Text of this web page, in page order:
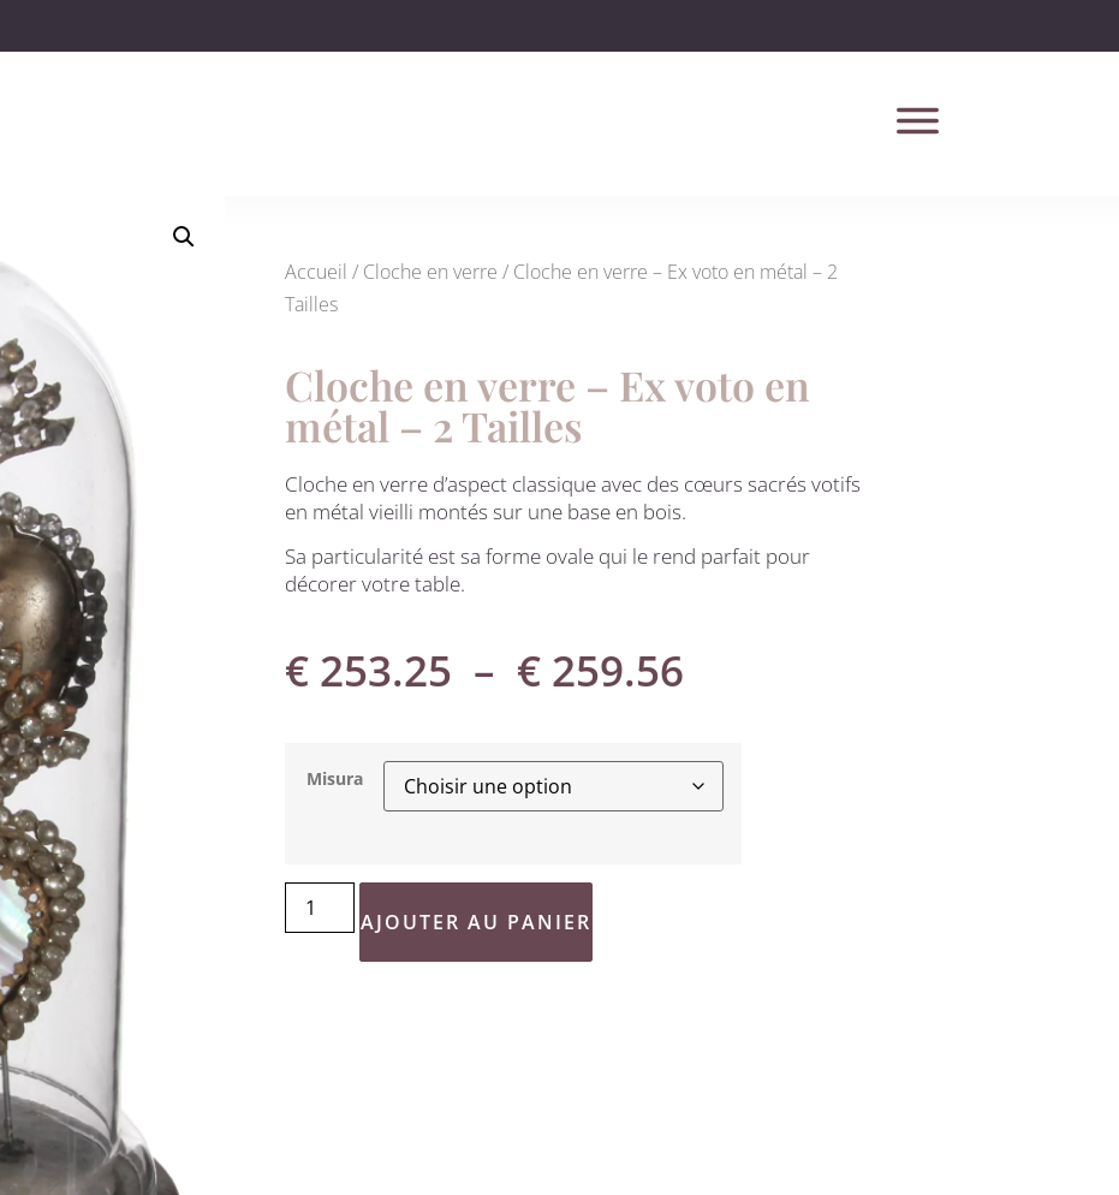
Accueil / Cloche en verre / Cloche en verre – Ex voto en métal – 2
Tailles
Cloche en verre – Ex voto en
métal – 2 Tailles
Cloche en verre d’aspect classique avec des cœurs sacrés votifs
en métal vieilli montés sur une base en bois.
Sa particularité est sa forme ovale qui le rend parfait pour
décorer votre table.
€ 253.25 – € 259.56
Misura
AJOUTER AU PANIER